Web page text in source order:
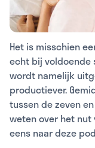
Het is misschien
echt bij voldoende
wordt namelijk
productiever.
tussen de zeven
weten over het nut
eens naar deze